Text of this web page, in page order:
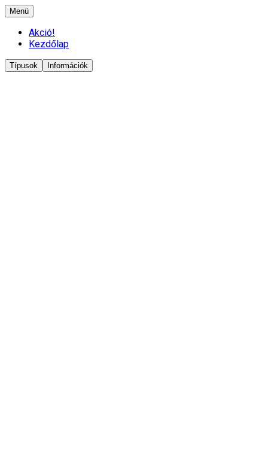
Menü
Akció!
Kezdőlap
Típusok Információk